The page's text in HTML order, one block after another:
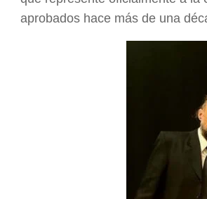
aprobados hace más de una